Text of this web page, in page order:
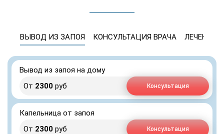
ВЫВОД ИЗ ЗАПОЯ КОНСУЛЬТАЦИЯ ВРАЧА ЛЕЧЕНИЕ
Вывод из запоя на дому
От 2300 руб Консультация
Капельница от запоя
От 2300 руб Консультация